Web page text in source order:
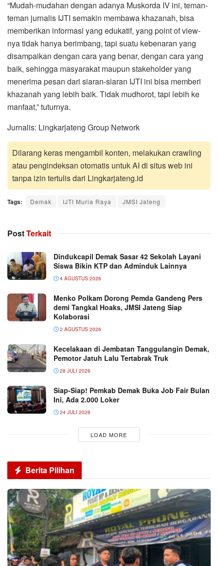
“Mudah-mudahan dengan adanya Muskorda IV ini, teman-
teman jurnalis IJTI semakin membawa khazanah, bisa
memberikan informasi yang edukatif, yang point of view-
nya tidak hanya berimbang, tapi suatu kebenaran yang
disampaikan dengan cara yang benar, dengan cara yang
baik, sehingga masyarakat maupun stakeholder yang
menerima pesan dari siaran-siaran IJTI ini bisa memberi
khazanah yang lebih baik. Tidak mudhorot, tapi lebih ke
manfaat,” tuturnya.
Jurnalis: Lingkarjateng Group Network
Dilarang keras mengambil konten, melakukan crawling
atau pengindeksan otomatis untuk AI di situs web ini
tanpa izin tertulis dari Lingkarjateng.id
Tags: Demak IJTI Muria Raya JMSI Jateng
PostTerkait
Dindukcapil Demak Sasar 42 Sekolah Layani
Siswa Bikin KTP dan Adminduk Lainnya
4 AGUSTUS 2026
Menko Polkam Dorong Pemda Gandeng Pers
demi Tangkal Hoaks, JMSI Jateng Siap
Kolaborasi
2 AGUSTUS 2026
Kecelakaan di Jembatan Tanggulangin Demak,
Pemotor Jatuh Lalu Tertabrak Truk
28 JULI 2026
Siap-Siap! Pemkab Demak Buka Job Fair Bulan
Ini, Ada 2.000 Loker
24 JULI 2026
LOAD MORE
Berita Pilihan